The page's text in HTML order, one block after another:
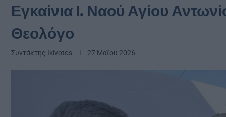
Εγκαίνια Ι. Ναού Αγίου
Θεολόγο
Συντάκτης Ikivotos 27 Μαΐου 2026